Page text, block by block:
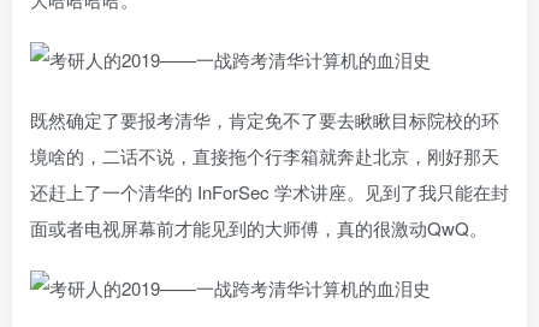
既然确定了要报考清华，肯定免不了要去瞅瞅目标院校的环
境啥的，二话不说，直接拖个行李箱就奔赴北京，刚好那天
还赶上了一个清华的 InForSec 学术讲座。见到了我只能在封
面或者电视屏幕前才能见到的大师傅，真的很激动QwQ。